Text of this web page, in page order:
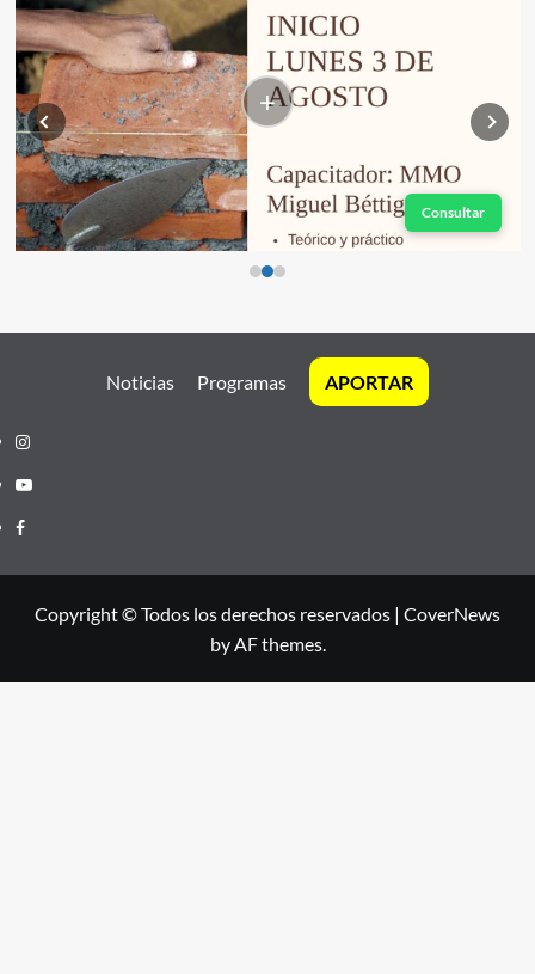
+
Consultar
Noticias Programas APORTAR
Instagram
Youtube
Facebook
Copyright © Todos los derechos reservados | CoverNews
by AF themes.